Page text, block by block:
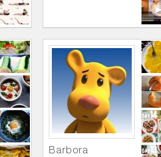
Barbora